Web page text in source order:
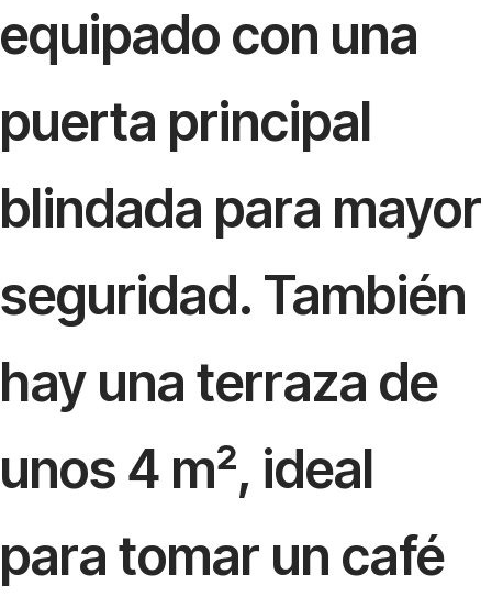
equipado con una
puerta principal
blindada para mayor
seguridad. También
hay una terraza de
unos 4 m², ideal
para tomar un café